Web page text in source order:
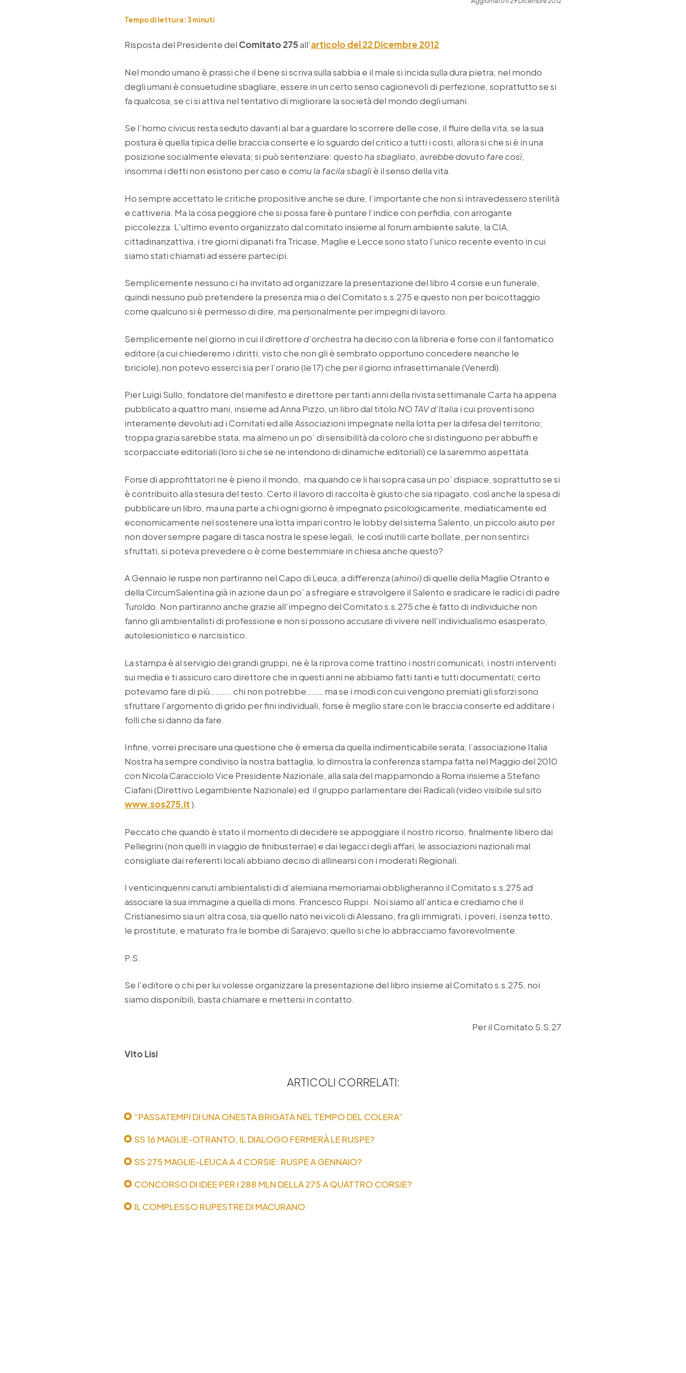
Tempo di lettura:3minuti
Risposta del Presidente del Comitato 275all’articolo del 22 Dicembre 2012
Nel mondo umano è prassi che il bene si scriva sulla sabbia e il male si incida sulla dura pietra; nel mondo
degli umani è consuetudine sbagliare, essere in un certo senso cagionevoli di perfezione, soprattutto se si
fa qualcosa, se ci si attiva nel tentativo di migliorare la società del mondo degli umani.
Se l’homo civicus resta seduto davanti al bar a guardare lo scorrere delle cose, il fluire della vita, se la sua
postura è quella tipica delle braccia conserte e lo sguardo del critico a tutti i costi, allora si che si è in una
posizione socialmente elevata; si può sentenziare: questo ha sbagliato, avrebbe dovuto fare così,
insomma i detti non esistono per caso e comu la facila sbagliè il senso della vita.
Ho sempre accettato le critiche propositive anche se dure, l’importante che non si intravedessero sterilità
e cattiveria. Ma la cosa peggiore che si possa fare è puntare l’indice con perfidia, con arrogante
piccolezza. L’ultimo evento organizzato dal comitato insieme al forum ambiente salute, la CIA,
cittadinanzattiva, i tre giorni dipanati fra Tricase, Maglie e Lecce sono stato l’unico recente evento in cui
siamo stati chiamati ad essere partecipi.
Semplicemente nessuno ci ha invitato ad organizzare la presentazione del libro 4 corsie e un funerale,
quindi nessuno può pretendere la presenza mia o del Comitato s.s.275 e questo non per boicottaggio
come qualcuno si è permesso di dire, ma personalmente per impegni di lavoro.
Semplicemente nel giorno in cui il direttore d’orchestra ha deciso con la libreria e forse con il fantomatico
editore (a cui chiederemo i diritti, visto che non gli è sembrato opportuno concedere neanche le
briciole),non potevo esserci sia per l’orario (le 17) che per il giorno infrasettimanale (Venerdì).
Pier Luigi Sullo, fondatore del manifesto e direttore per tanti anni della rivista settimanale Carta ha appena
pubblicato a quattro mani, insieme ad Anna Pizzo, un libro dal titolo NO TAV d’Italia i cui proventi sono
interamente devoluti ad i Comitati ed alle Associazioni impegnate nella lotta per la difesa del territorio;
troppa grazia sarebbe stata, ma almeno un po’ di sensibilità da coloro che si distinguono per abbuffi e
scorpacciate editoriali (loro si che se ne intendono di dinamiche editoriali) ce la saremmo aspettata.
Forse di approfittatori ne è pieno il mondo, ma quando ce li hai sopra casa un po’ dispiace, soprattutto se si
è contribuito alla stesura del testo. Certo il lavoro di raccolta è giusto che sia ripagato, così anche la spesa di
pubblicare un libro, ma una parte a chi ogni giorno è impegnato psicologicamente, mediaticamente ed
economicamente nel sostenere una lotta impari contro le lobby del sistema Salento, un piccolo aiuto per
non dover sempre pagare di tasca nostra le spese legali, le così inutili carte bollate, per non sentirci
sfruttati, si poteva prevedere o è come bestemmiare in chiesa anche questo?
A Gennaio le ruspe non partiranno nel Capo di Leuca, a differenza (ahinoi)di quelle della Maglie Otranto e
della CircumSalentina già in azione da un po’ a sfregiare e stravolgere il Salento e sradicare le radici di padre
Turoldo. Non partiranno anche grazie all’impegno del Comitato s.s.275 che è fatto di individuiche non
fanno gli ambientalisti di professione e non si possono accusare di vivere nell’individualismo esasperato,
autolesionistico e narcisistico.
La stampa è al servigio dei grandi gruppi, ne è la riprova come trattino i nostri comunicati, i nostri interventi
sui media e ti assicuro caro direttore che in questi anni ne abbiamo fatti tanti e tutti documentati; certo
potevamo fare di più……….. chi non potrebbe……… ma se i modi con cui vengono premiati gli sforzi sono
sfruttare l’argomento di grido per fini individuali, forse è meglio stare con le braccia conserte ed additare i
folli che si danno da fare.
Infine, vorrei precisare una questione che è emersa da quella indimenticabile serata; l’associazione Italia
Nostra ha sempre condiviso la nostra battaglia, lo dimostra la conferenza stampa fatta nel Maggio del 2010
con Nicola Caracciolo Vice Presidente Nazionale, alla sala del mappamondo a Roma insieme a Stefano
Ciafani (Direttivo Legambiente Nazionale) ed il gruppo parlamentare dei Radicali (video visibile sul sito
www.sos275.it).
Peccato che quando è stato il momento di decidere se appoggiare il nostro ricorso, finalmente libero dai
Pellegrini (non quelli in viaggio de finibusterrae) e dai legacci degli affari, le associazioni nazionali mal
consigliate dai referenti locali abbiano deciso di allinearsi con i moderati Regionali.
I venticinquenni canuti ambientalisti di d’alemiana memoriamai obbligheranno il Comitato s.s.275 ad
associare la sua immagine a quella di mons. Francesco Ruppi. Noi siamo all’antica e crediamo che il
Cristianesimo sia un’altra cosa, sia quello nato nei vicoli di Alessano, fra gli immigrati, i poveri, i senza tetto,
le prostitute, e maturato fra le bombe di Sarajevo; quello si che lo abbracciamo favorevolmente.
P.S.
Se l’editore o chi per lui volesse organizzare la presentazione del libro insieme al Comitato s.s.275, noi
siamo disponibili, basta chiamare e mettersi in contatto.
Per il Comitato S.S.27
Vito Lisi
ARTICOLI CORRELATI:
“PASSATEMPI DI UNA ONESTA BRIGATA NEL TEMPO DEL COLERA”
SS 16 MAGLIE-OTRANTO, IL DIALOGO FERMERÀ LE RUSPE?
SS 275 MAGLIE-LEUCA A 4 CORSIE: RUSPE A GENNAIO?
CONCORSO DI IDEE PER I 288 MLN DELLA 275 A QUATTRO CORSIE?
IL COMPLESSO RUPESTRE DI MACURANO